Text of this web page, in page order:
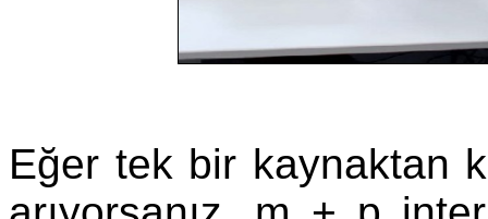
Eğer tek bir kaynaktan